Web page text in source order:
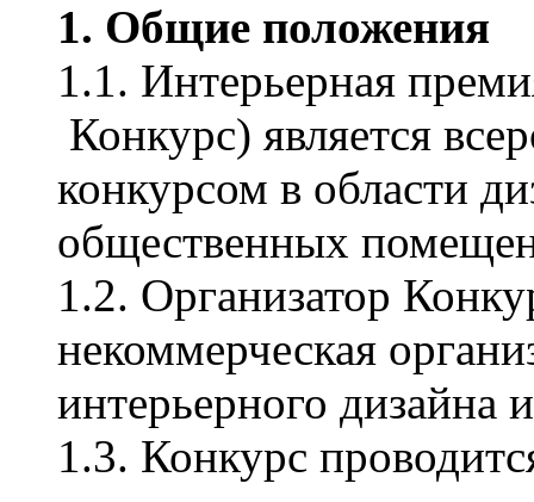
1. Общие положения
1.1. Интерьерная
Конкурс) является
конкурсом в области
общественных
1.2. Организатор
некоммерческая
интерьерного дизайна
1.3. Конкурс